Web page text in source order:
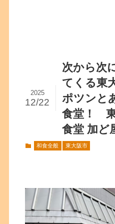
次から次
てくる東
ポツンと
食堂！
食堂 加ど
2025
12/22
和食全般 東大阪市